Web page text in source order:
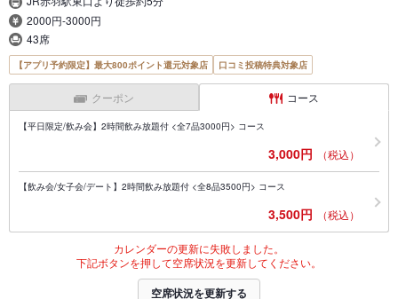
2000円-3000円
43席
【アプリ予約限定】最大800ポイント還元対象店 口コミ投稿特典対象店
クーポン コース
【平日限定/飲み会】2時間飲み放題付 <全7品3000円> コース
3,000円 （税込）
【飲み会/女子会/デート】2時間飲み放題付 <全8品3500円> コース
3,500円 （税込）
カレンダーの更新に失敗しました。
下記ボタンを押して空席状況を更新してください。
空席状況を更新する